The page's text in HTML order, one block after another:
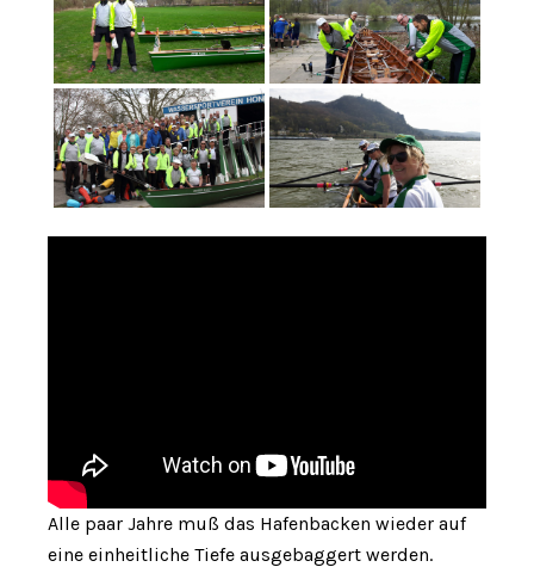
Alle paar Jahre muß das Hafenbacken wieder auf
eine einheitliche Tiefe ausgebaggert werden.